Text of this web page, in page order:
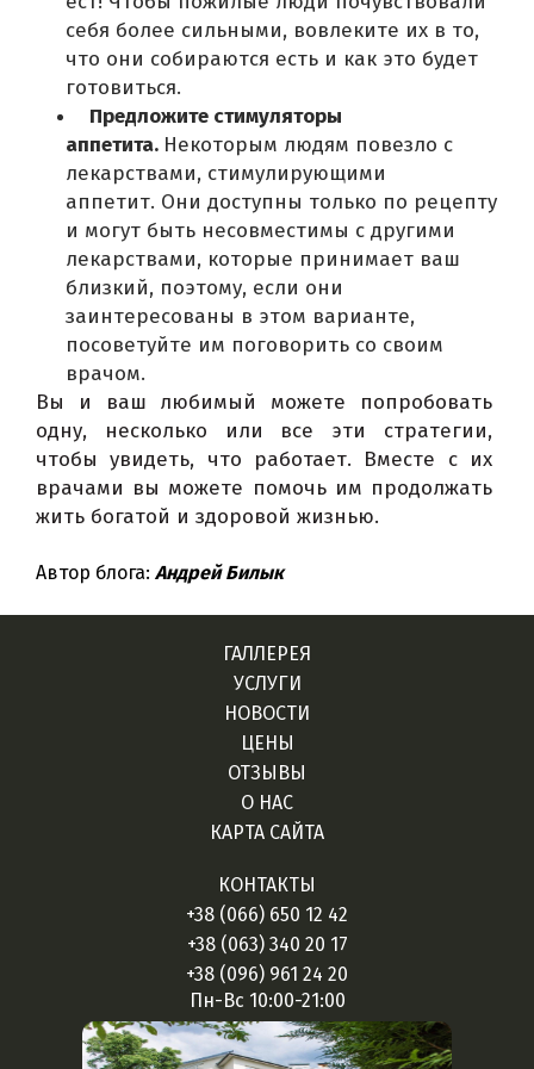
себя более сильными, вовлеките их в то,
что они собираются есть и как это будет
готовиться.
Предложите стимуляторы
аппетита. Некоторым людям повезло с
лекарствами, стимулирующими
аппетит. Они доступны только по рецепту
и могут быть несовместимы с другими
лекарствами, которые принимает ваш
близкий, поэтому, если они
заинтересованы в этом варианте,
посоветуйте им поговорить со своим
врачом.
Вы и ваш любимый можете попробовать
одну, несколько или все эти стратегии,
чтобы увидеть, что работает. Вместе с их
врачами вы можете помочь им продолжать
жить богатой и здоровой жизнью.
Автор блога: Андрей Билык
ГАЛЛЕРЕЯ
УСЛУГИ
НОВОСТИ
ЦЕНЫ
ОТЗЫВЫ
О НАС
КАРТА САЙТА
КОНТАКТЫ
+38 (066) 650 12 42
+38 (063) 340 20 17
+38 (096) 961 24 20
Пн-Вс 10:00-21:00